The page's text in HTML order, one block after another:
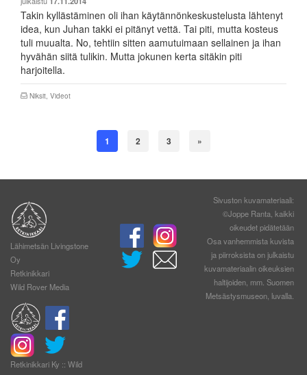
Takin kyllästäminen oli ihan käytännönkeskustelusta lähtenyt
idea, kun Juhan takki ei pitänyt vettä. Tai piti, mutta kosteus
tuli muualta. No, tehtiin sitten aamutuimaan sellainen ja ihan
hyvähän siitä tulikin. Mutta jokunen kerta sitäkin piti
harjoitella.
Niksit Videot
1 2 3 »
Lähimetsän Livingstone
Oy
Retkinikkari
Wild Rover Media
Sivuston kuvamateriaali:
©Joppe Ranta, kaikki
oikeudet pidätetään
Osa vanhemmista kuvista
ja piirroksista on julkaistu
kuvamateriaalin oikeuksien
haltijoiden, mm. Suomen
Metsästysmuseon, luvalla.
Retkinikkari Ky :: Wild